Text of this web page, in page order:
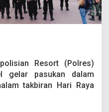
Resort (Polres)
gelar pasukan dalam
takbiran Hari Raya